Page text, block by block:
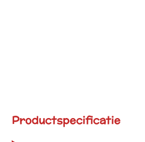
Productspecificatie